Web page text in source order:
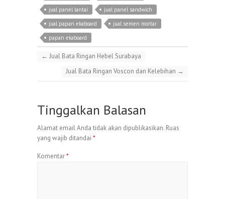
jual panel lantai
jual panel sandwich
jual papan ekaboard
jual semen mortar
papan ekaboard
← Jual Bata Ringan Hebel Surabaya
Jual Bata Ringan Voscon dan Kelebihan →
Tinggalkan Balasan
Alamat email Anda tidak akan dipublikasikan. Ruas
yang wajib ditandai *
Komentar*